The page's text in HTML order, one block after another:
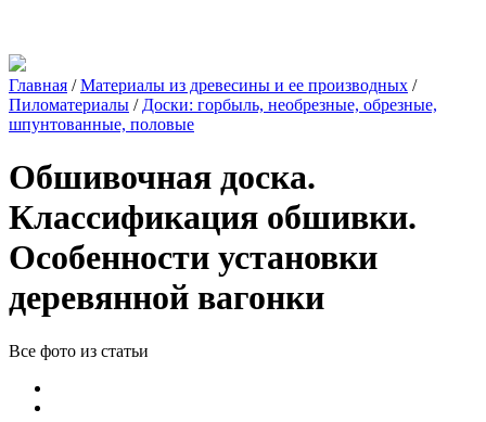
Главная /Материалы из древесины и ее производных /
Пиломатериалы / Доски: горбыль, необрезные, обрезные,
шпунтованные, половые
Обшивочная доска.
Классификация обшивки.
Особенности установки
деревянной вагонки
Все фото из статьи